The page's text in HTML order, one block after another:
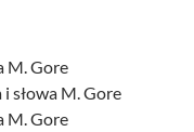
M. Gore
i słowa M. Gore
M. Gore